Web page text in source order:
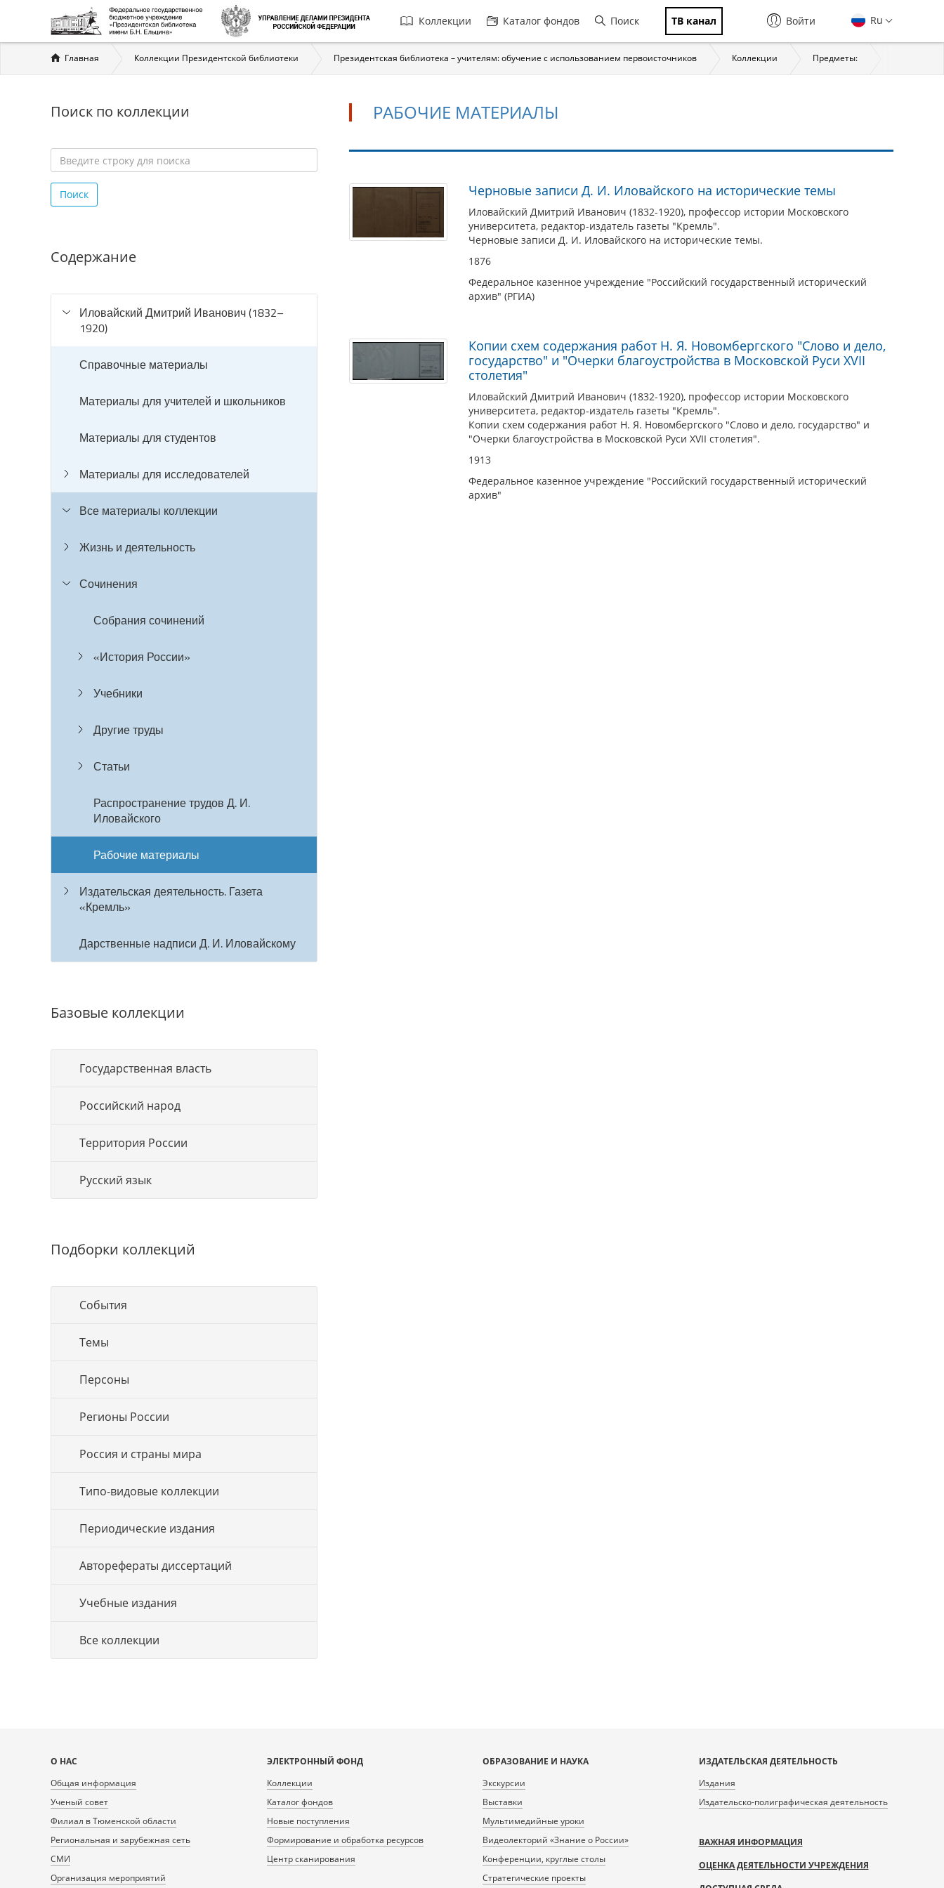
Главная
навигация
Коллекции Каталог фондов Поиск ТВ канал Ru
Войти
Вы
здесь
Главная Коллекции Президентской библиотеки Президентская библиотека – учителям: обучение с использованием первоисточников Коллекции Предметы:
Поиск по коллекции
строку
для
Поиск
Содержание
Иловайский Дмитрий Иванович (1832–
1920)
Справочные материалы
Материалы для учителей и школьников
Материалы для студентов
Материалы для исследователей
Все материалы коллекции
Жизнь и деятельность
Сочинения
Собрания сочинений
«История России»
Учебники
Другие труды
Статьи
Распространение трудов Д. И.
Иловайского
Рабочие материалы
Издательская деятельность. Газета
«Кремль»
Дарственные надписи Д. И. Иловайскому
Базовые коллекции
Государственная власть
Российский народ
Территория России
Русский язык
Подборки коллекций
События
Темы
Персоны
Регионы России
Россия и страны мира
Типо-видовые коллекции
Периодические издания
Авторефераты диссертаций
Учебные издания
Все коллекции
РАБОЧИЕ МАТЕРИАЛЫ
Рабочие
Черновые записи Д. И. Иловайского на исторические темы
Иловайский Дмитрий Иванович (1832-1920), профессор истории Московского
университета, редактор-издатель газеты "Кремль".
Черновые записи Д. И. Иловайского на исторические темы.
1876
Федеральное казенное учреждение "Российский государственный исторический
архив" (РГИА)
Копии схем содержания работ Н. Я. Новомбергского "Слово и дело,
государство" и "Очерки благоустройства в Московской Руси XVII
столетия"
Иловайский Дмитрий Иванович (1832-1920), профессор истории Московского
университета, редактор-издатель газеты "Кремль".
Копии схем содержания работ Н. Я. Новомбергского "Слово и дело, государство" и
"Очерки благоустройства в Московской Руси XVII столетия".
1913
Федеральное казенное учреждение "Российский государственный исторический
архив"
Карта
сайта
О НАС
Общая информация
Ученый совет
Филиал в Тюменской области
Региональная и зарубежная сеть
СМИ
Организация мероприятий
ЭЛЕКТРОННЫЙ ФОНД
Коллекции
Каталог фондов
Новые поступления
Формирование и обработка ресурсов
Центр сканирования
ОБРАЗОВАНИЕ И НАУКА
Экскурсии
Выставки
Мультимедийные уроки
Видеолекторий «Знание о России»
Конференции, круглые столы
Стратегические проекты
ИЗДАТЕЛЬСКАЯ ДЕЯТЕЛЬНОСТЬ
Издания
Издательско-полиграфическая деятельность
ВАЖНАЯ ИНФОРМАЦИЯ
ОЦЕНКА ДЕЯТЕЛЬНОСТИ УЧРЕЖДЕНИЯ